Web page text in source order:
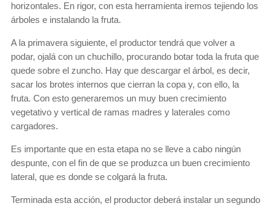
horizontales. En rigor, con esta herramienta iremos tejiendo los
árboles e instalando la fruta.
A la primavera siguiente, el productor tendrá que volver a
podar, ojalá con un chuchillo, procurando botar toda la fruta que
quede sobre el zuncho. Hay que descargar el árbol, es decir,
sacar los brotes internos que cierran la copa y, con ello, la
fruta. Con esto generaremos un muy buen crecimiento
vegetativo y vertical de ramas madres y laterales como
cargadores.
Es importante que en esta etapa no se lleve a cabo ningún
despunte, con el fin de que se produzca un buen crecimiento
lateral, que es donde se colgará la fruta.
Terminada esta acción, el productor deberá instalar un segundo